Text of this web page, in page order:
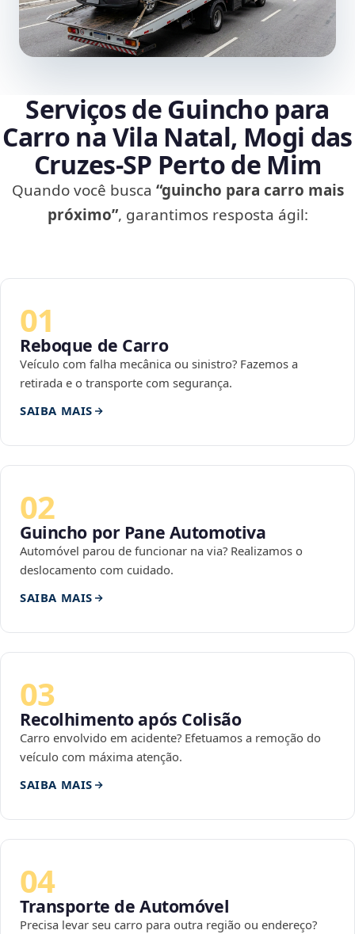
Serviços de Guincho para
Carro na Vila Natal, Mogi das
Cruzes‑SP Perto de Mim
Quando você busca “guincho para carro mais
próximo”, garantimos resposta ágil:
01
Reboque de Carro
Veículo com falha mecânica ou sinistro? Fazemos a
retirada e o transporte com segurança.
SAIBA MAIS
02
Guincho por Pane Automotiva
Automóvel parou de funcionar na via? Realizamos o
deslocamento com cuidado.
SAIBA MAIS
03
Recolhimento após Colisão
Carro envolvido em acidente? Efetuamos a remoção do
veículo com máxima atenção.
SAIBA MAIS
04
Transporte de Automóvel
Precisa levar seu carro para outra região ou endereço?